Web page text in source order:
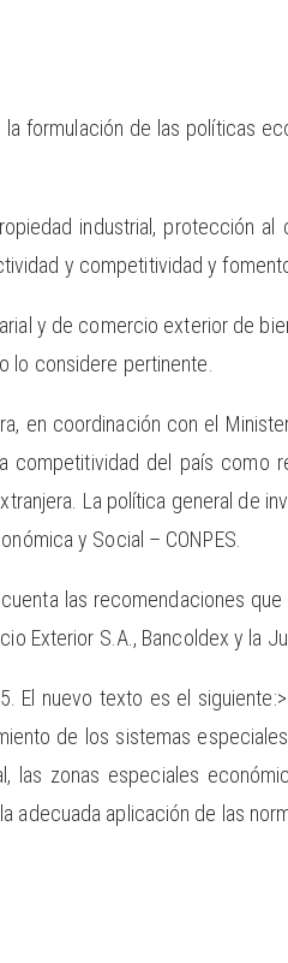
formulación de las políticas
industrial, protección al
y competitividad y
y de comercio exterior de
lo considere pertinente.
en coordinación con el
competitividad del país como
La política general de
y Social – CONPES.
las recomendaciones
Exterior S.A., Bancoldex y la
nuevo texto es el
de los sistemas
las zonas especiales
aplicación de las